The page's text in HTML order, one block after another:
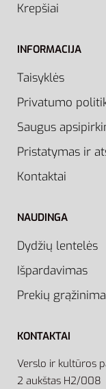
Krepšiai
INFORMACIJA
Taisyklės
Privatumo
Saugus
Pristatymas ir
Kontaktai
NAUDINGA
Dydžių lentelės
Išpardavimas
Prekių
KONTAKTAI
Verslo ir kultūros
2 aukštas H2/008